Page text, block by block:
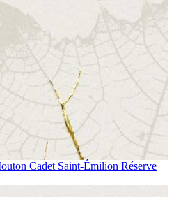
Cadet Saint-Émilion Réserve